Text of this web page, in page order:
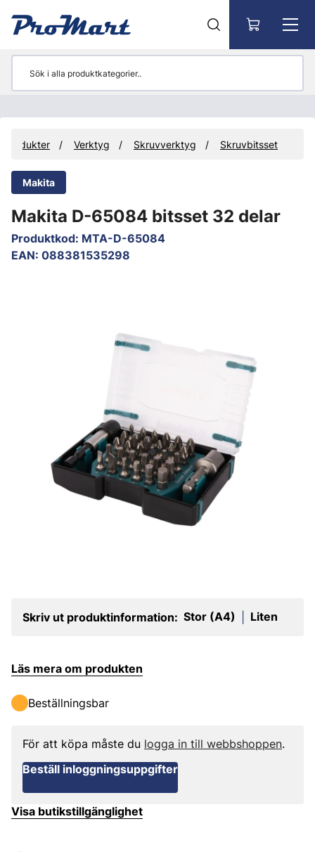
Produkter Verktyg Skruvverktyg Skruvbitsset
Makita
Makita D-65084 bitsset 32 delar
Produktkod: MTA-D-65084
EAN: 088381535298
Skriv ut produktinformation: Stor (A4) Liten
Läs mera om produkten
Beställningsbar
För att köpa måste du logga in till webbshoppen.
Beställ inloggningsuppgifter
Visa butikstillgänglighet